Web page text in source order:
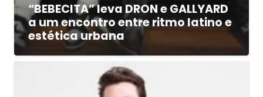
“BEBECITA” leva DRON e GALLYARD
a um encontro entre ritmo latino e
estética urbana